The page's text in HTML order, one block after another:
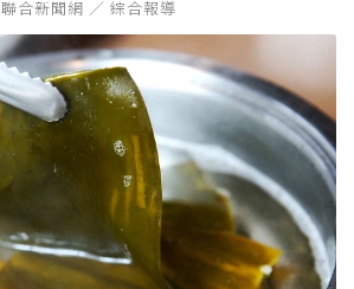
聯合新聞網 ／ 綜合報導